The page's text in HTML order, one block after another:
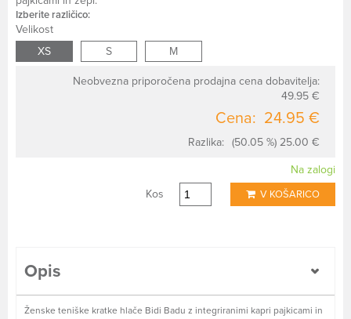
Izberite različico:
Velikost
XS
S M
Neobvezna priporočena prodajna cena dobavitelja:
49.95 €
Cena: 24.95 €
Razlika: (50.05 %) 25.00 €
Na zalogi
Kos
V KOŠARICO
Opis
Ženske teniške kratke hlače Bidi Badu z integriranimi kapri pajkicami in